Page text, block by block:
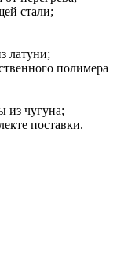
стали;
латуни;
полимера
из чугуна;
поставки.